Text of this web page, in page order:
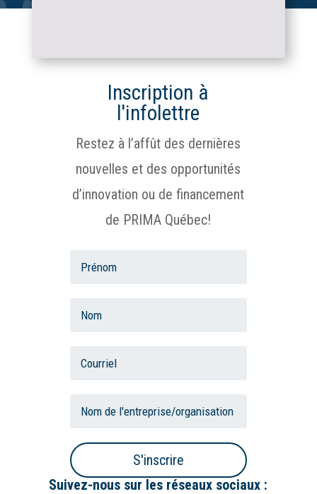
Inscription à
l'infolettre
Restez à l’affût des dernières
nouvelles et des opportunités
d’innovation ou de financement
de PRIMA Québec!
S'inscrire
Suivez-nous sur les réseaux sociaux :